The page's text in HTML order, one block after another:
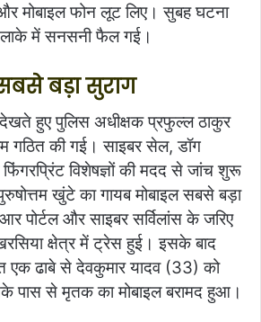
मोबाइल फोन लूट लिए। सुबह घटना
में सनसनी फैल गई।
बड़ा सुराग
देखते हुए पुलिस अधीक्षक प्रफुल्ल ठाकुर
गठित की गई। साइबर सेल, डॉग
विशेषज्ञों की मदद से जांच शुरू
खुंटे का गायब मोबाइल सबसे बड़ा
पोर्टल और साइबर सर्विलांस के जरिए
क्षेत्र में ट्रेस हुई। इसके बाद
एक ढाबे से देवकुमार यादव (33) को
पास से मृतक का मोबाइल बरामद हुआ।